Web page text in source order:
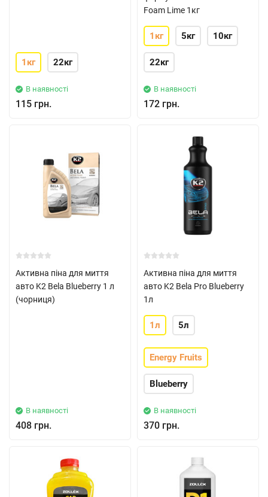
1кг 22кг
В наявності
115 грн.
Foam Lime 1кг
1кг 5кг 10кг
22кг
В наявності
172 грн.
Активна піна для миття
авто K2 Bela Blueberry 1 л
(чорниця)
В наявності
408 грн.
Активна піна для миття
авто K2 Bela Pro Blueberry
1л
1л 5л
Energy Fruits
Blueberry
В наявності
370 грн.